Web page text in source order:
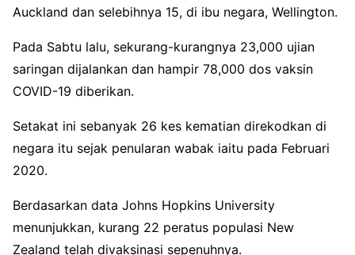
Auckland dan selebihnya 15, di ibu negara, Wellington.
Pada Sabtu lalu, sekurang-kurangnya 23,000 ujian
saringan dijalankan dan hampir 78,000 dos vaksin
COVID-19 diberikan.
Setakat ini sebanyak 26 kes kematian direkodkan di
negara itu sejak penularan wabak iaitu pada Februari
2020.
Berdasarkan data Johns Hopkins University
menunjukkan, kurang 22 peratus populasi New
Zealand telah divaksinasi sepenuhnya.